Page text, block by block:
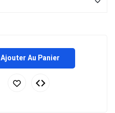
Ajouter Au Panier